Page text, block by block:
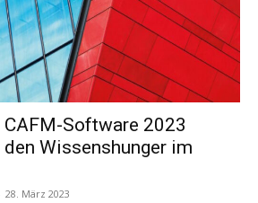
Software 2023
den Wissenshunger im
28. März 2023